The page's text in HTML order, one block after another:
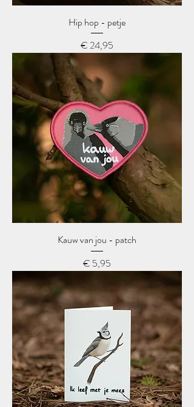
Hip hop - petje
Prijs
€ 24,95
Kauw van jou - patch
Prijs
€ 5,95